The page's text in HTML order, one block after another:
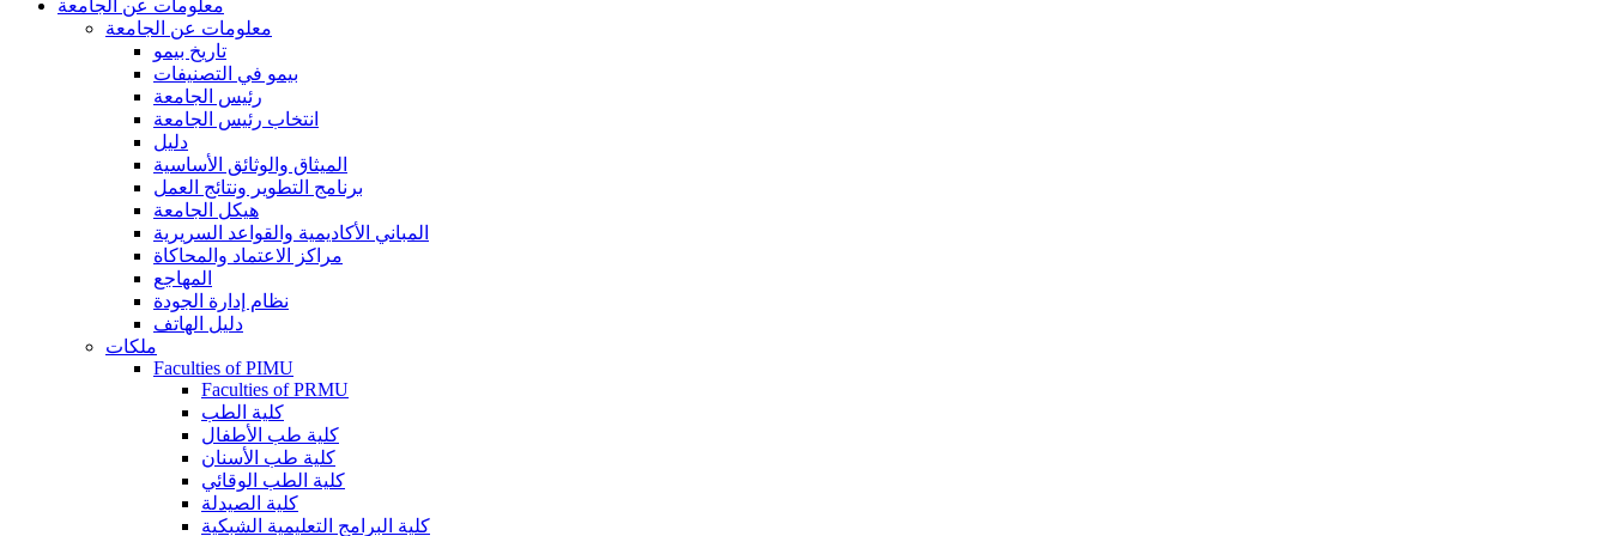
معلومات عن الجامعة
معلومات عن الجامعة
تاريخ بيمو
بيمو في التصنيفات
رئيس الجامعة
انتخاب رئيس الجامعة
دليل
الميثاق والوثائق الأساسية
برنامج التطوير ونتائج العمل
هيكل الجامعة
المباني الأكاديمية والقواعد السريرية
مراكز الاعتماد والمحاكاة
المهاجع
نظام إدارة الجودة
دليل الهاتف
ملكات
Faculties of PIMU
Faculties of PRMU
كلية الطب
كلية طب الأطفال
كلية طب الأسنان
كلية الطب الوقائي
كلية الصيدلة
كلية البرامج التعليمية الشبكية